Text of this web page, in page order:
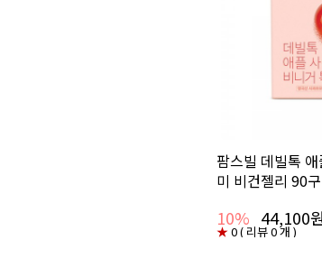
팜스빌 데빌톡
미 비건젤리 90
10% 44,100
★0 ( 리뷰 0 개 )